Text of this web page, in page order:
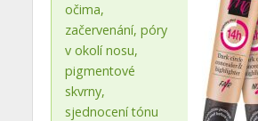
očima,
začervenání, póry
v okolí nosu,
pigmentové
skvrny,
sjednocení tónu